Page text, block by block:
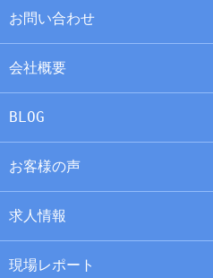
お問い合わせ
会社概要
BLOG
お客様の声
求人情報
現場レポート